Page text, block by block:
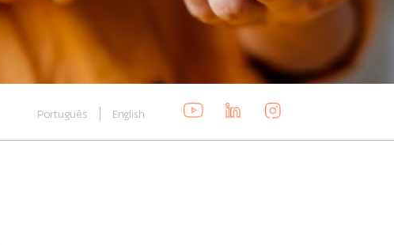
Português English